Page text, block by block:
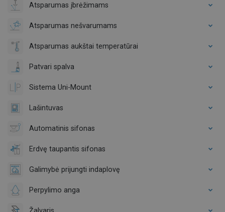
Atsparumas įbrėžimams
Atsparumas nešvarumams
Atsparumas aukštai temperatūrai
Patvari spalva
Sistema Uni-Mount
Lašintuvas
Automatinis sifonas
Erdvę taupantis sifonas
Galimybė prijungti indaplovę
Perpylimo anga
Žalvaris